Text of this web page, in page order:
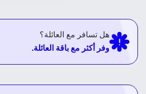
هل تسافر مع العائلة؟
وفر أكثر مع باقة العائلة.